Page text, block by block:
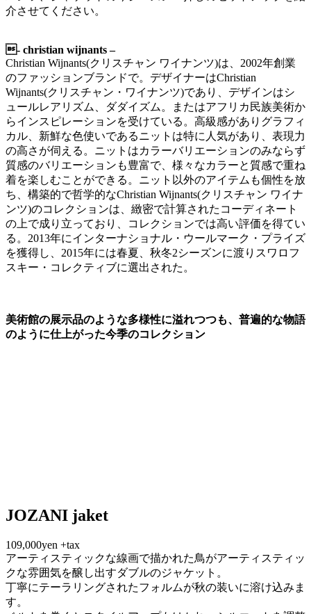
介させてください。
- christian wijnants –
Christian Wijnants(クリスチャン ワイナンツ)は、2002年創業
のファッションブランドで。デザイナーはChristian
Wijnants(クリスチャン・ワイナンツ)であり、デザインはシ
ュールレアリズム、ダダイズム。またはアフリカ民族美術か
らインスピレーションを受けている。高級感がありグラフィ
カル、新鮮な色使いであるニットは特に人気があり、表現力
の高さが伺える。ニットはカラーバリエーションのみならず
質感のバリエーションも豊富で、様々なカラーと質感で重ね
着を楽しむことができる。ニット以外のアイテムも個性を放
ち、構築的で哲学的なChristian Wijnants(クリスチャン ワイナ
ンツ)のコレクションは、緻密で計算されたコーディネート
の上で成り立っており、コレクションでは高い評価を得てい
る。2013年にインターナショナル・ウールマーク・プライズ
を獲得し、2015年には春夏、秋冬2シーズンに渡りスワロフ
スキー・コレクティブに選出された。
美術館の展示品のような多様性に溢れつつも、普遍的な物語
のように仕上がった今季のコレクション
JOZANI jaket
109,000yen +tax
アーティスティックな線画で描かれた鳥がアーティスティッ
クな雰囲気を醸し出すダブルのジャケット。
丁寧にテーラリングされたフォルムが秋の装いに溶け込みま
す。